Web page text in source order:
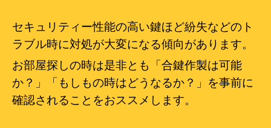
セキュリティー性能の高い鍵ほど紛失などのト
ラブル時に対処が大変になる傾向があります。
お部屋探しの時は是非とも「合鍵作製は可能
か？」「もしもの時はどうなるか？」を事前に
確認されることをおススメします。